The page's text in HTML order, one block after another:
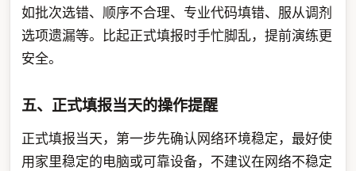
如批次选错、顺序不合理、专业代码填错、服从调剂
选项遗漏等。比起正式填报时手忙脚乱，提前演练更
安全。
五、正式填报当天的操作提醒
正式填报当天，第一步先确认网络环境稳定，最好使
用家里稳定的电脑或可靠设备，不建议在网络不稳定